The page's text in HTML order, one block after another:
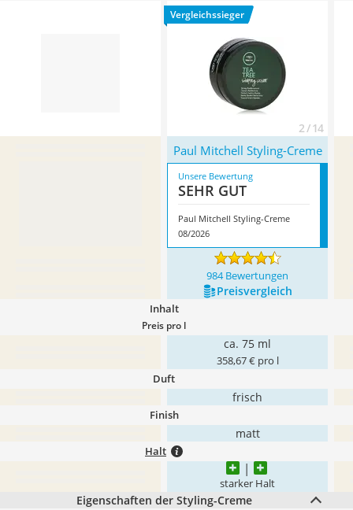
Paul Mitchell Styling-Creme
Vergleichssieger
2 / 14
Paul Mitchell Styling-Creme
Unsere Bewertung
SEHR GUT
Paul Mitchell Styling-Creme
08/2026
984 Bewertungen
Preis­vergleich
Inhalt
Preis pro l
ca. 75 ml
358,67 € pro l
Duft
frisch
Finish
matt
Halt
starker Halt
Eigenschaften der Styling-Creme